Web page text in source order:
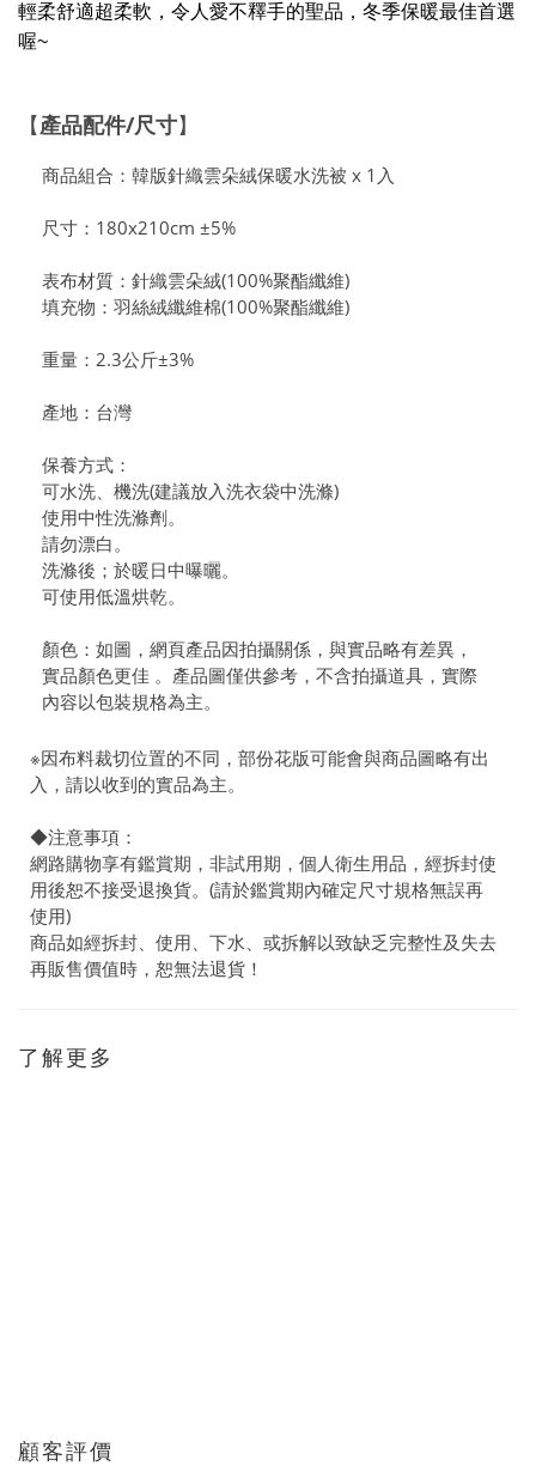
輕柔舒適超柔軟，令人愛不釋手的聖品，冬季保暖最佳首選
喔~
【 產品配件/尺寸】
商品組合：韓版針織雲朵絨保暖水洗被 x 1入
尺寸：180x210cm ±5%
表布材質：針織雲朵絨(100%聚酯纖維)
填充物：羽絲絨纖維棉(100%聚酯纖維)
重量：2.3公斤±3%
產地：台灣
保養方式：
可水洗、機洗(建議放入洗衣袋中洗滌)
使用中性洗滌劑。
請勿漂白。
洗滌後；於暖日中曝曬。
可使用低溫烘乾。
顏色：如圖，網頁產品因拍攝關係，與實品略有差異，
實品顏色更佳 。產品圖僅供參考，不含拍攝道具，實際
內容以包裝規格為主。
※因布料裁切位置的不同，部份花版可能會與商品圖略有出
入，請以收到的實品為主。
◆注意事項：
網路購物享有鑑賞期，非試用期，個人衛生用品，經拆封使
用後恕不接受退換貨。(請於鑑賞期內確定尺寸規格無誤再
使用)
商品如經拆封、使用、下水、或拆解以致缺乏完整性及失去
再販售價值時，恕無法退貨！
了解更多
顧客評價